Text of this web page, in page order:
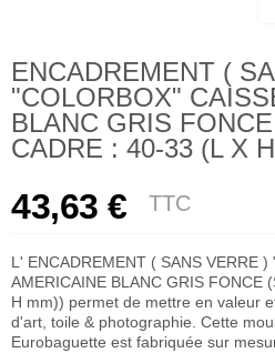
ENCADREMENT (
"COLORBOX"
BLANC GRIS
CADRE : 40-33 (L X
43,63 € TTC
L' ENCADREMENT ( SANS VERRE
AMERICAINE BLANC GRIS FONCE
H mm)) permet de mettre en valeur
d'art, toile & photographie. Cette
Eurobaguette est fabriquée sur